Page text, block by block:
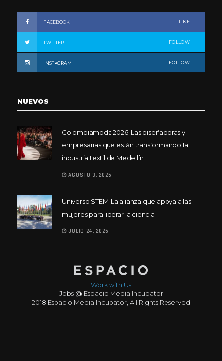
FACEBOOK LIKE
TWITTER FOLLOW
INSTAGRAM FOLLOW
NUEVOS
Colombiamoda 2026: Las diseñadoras y
empresarias que están transformando la
industria textil de Medellín
AGOSTO 3, 2026
Universo STEM: La alianza que apoya a las
mujeres para liderar la ciencia
JULIO 24, 2026
Work with Us
Jobs @ Espacio Media Incubator
2018 Espacio Media Incubator, All Rights Reserved